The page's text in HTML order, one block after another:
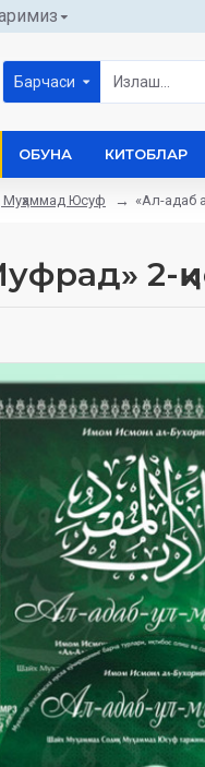
Барчаси
ОБУНА КИТОБЛАР
Юсуф «Ал-адаб
2-